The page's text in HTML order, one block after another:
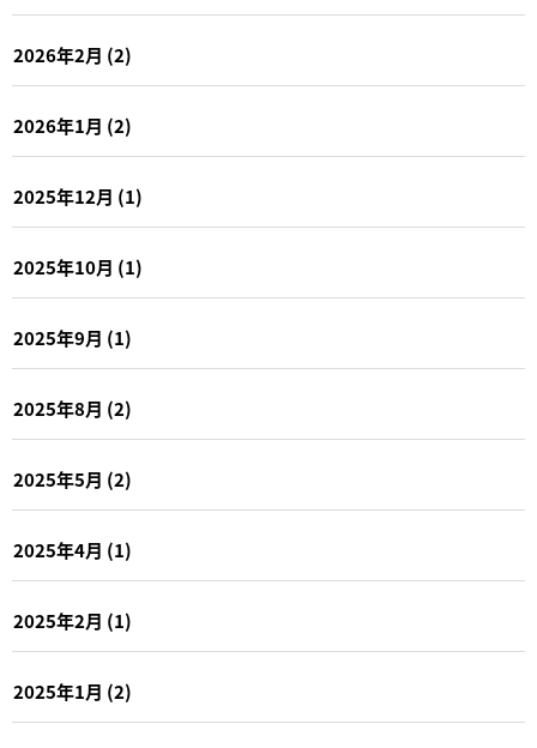
2026年2月 (2)
2026年1月 (2)
2025年12月 (1)
2025年10月 (1)
2025年9月 (1)
2025年8月 (2)
2025年5月 (2)
2025年4月 (1)
2025年2月 (1)
2025年1月 (2)